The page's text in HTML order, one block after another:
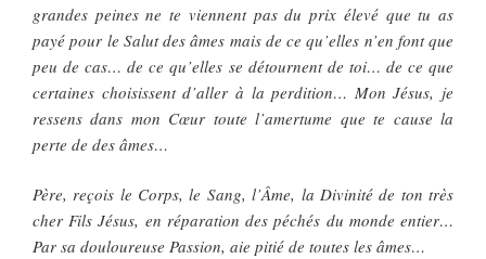
grandes peines ne te viennent pas du prix élevé que tu as
payé pour le Salut des âmes mais de ce qu’elles n’en font que
peu de cas… de ce qu’elles se détournent de toi… de ce que
certaines choisissent d’aller à la perdition… Mon Jésus, je
ressens dans mon Cœur toute l’amertume que te cause la
perte de des âmes…
Père, reçois le Corps, le Sang, l’Âme, la Divinité de ton très
cher Fils Jésus, en réparation des péchés du monde entier…
Par sa douloureuse Passion, aie pitié de toutes les âmes…